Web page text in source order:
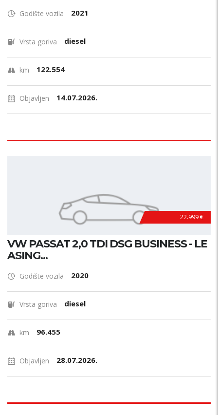
Godište vozila 2021
Vrsta goriva diesel
km 122.554
Objavljen 14.07.2026.
22.999 €
VW PASSAT 2,0 TDI DSG BUSINESS - LE
ASING...
Godište vozila 2020
Vrsta goriva diesel
km 96.455
Objavljen 28.07.2026.